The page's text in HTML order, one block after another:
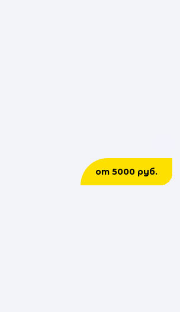
от 5000 руб.